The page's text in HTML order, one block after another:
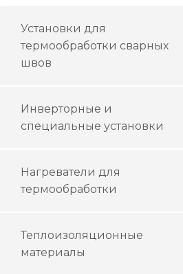
Установки для
термообработки сварных
швов
Инверторные и
специальные установки
Нагреватели для
термообработки
Теплоизоляционные
материалы